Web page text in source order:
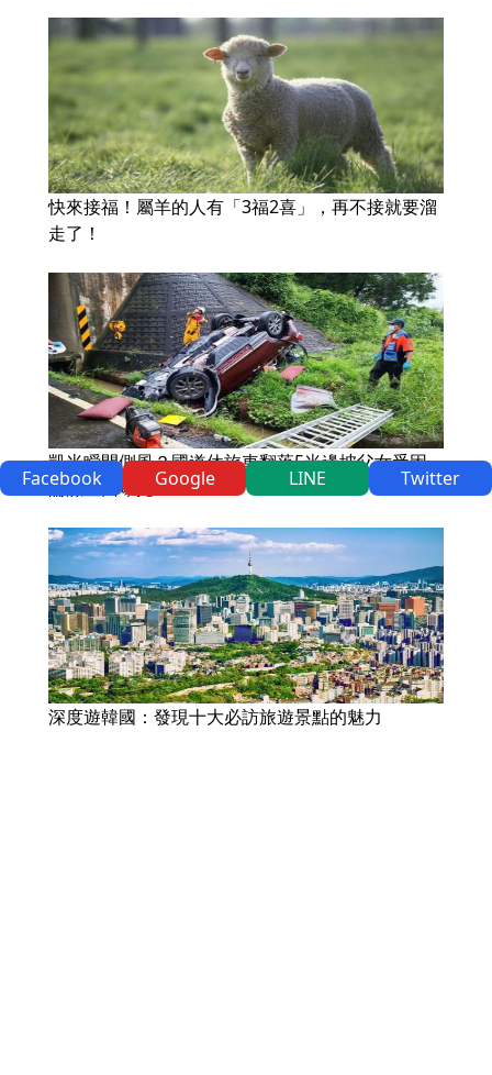
快來接福！屬羊的人有「3福2喜」，再不接就要溜
走了！
凱米瞬間側風？國道休旅車翻落5米邊坡父女受困
驚險畫面曝光
深度遊韓國：發現十大必訪旅遊景點的魅力
Facebook Google LINE Twitter